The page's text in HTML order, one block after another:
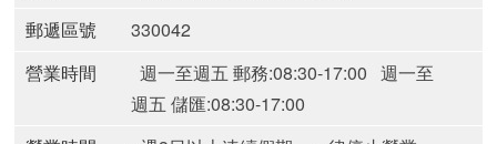
郵遞區號
330042
營業時間
週一至週五 郵務:08:30-17:00 週一至
週五 儲匯:08:30-17:00